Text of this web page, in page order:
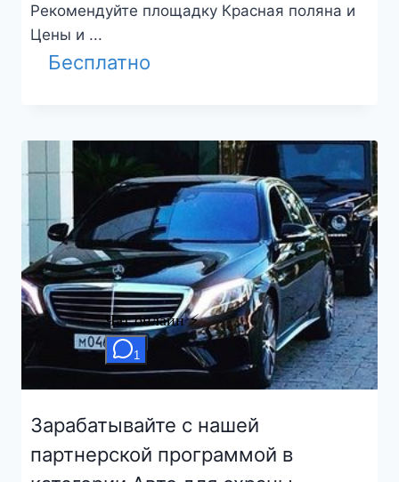
Рекомендуйте площадку Красная поляна и
Цены и ...
Бесплатно
Зарабатывайте с нашей
партнерской программой в